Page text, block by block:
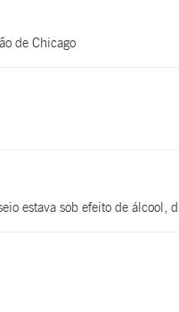
de Chicago
estava sob efeito de álcool,